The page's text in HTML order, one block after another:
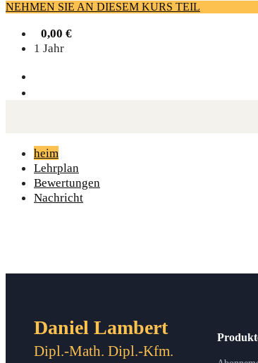
NEHMEN SIE AN DIESEM KURS TEIL
0,00 €
1 Jahr
heim
Lehrplan
Bewertungen
Nachricht
Daniel Lambert
Dipl.-Math. Dipl.-Kfm.